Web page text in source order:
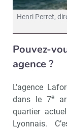
Henri Perret,
Pouvez-
agence ?
L’agence
dans le 7e
quartier
Lyonnais.